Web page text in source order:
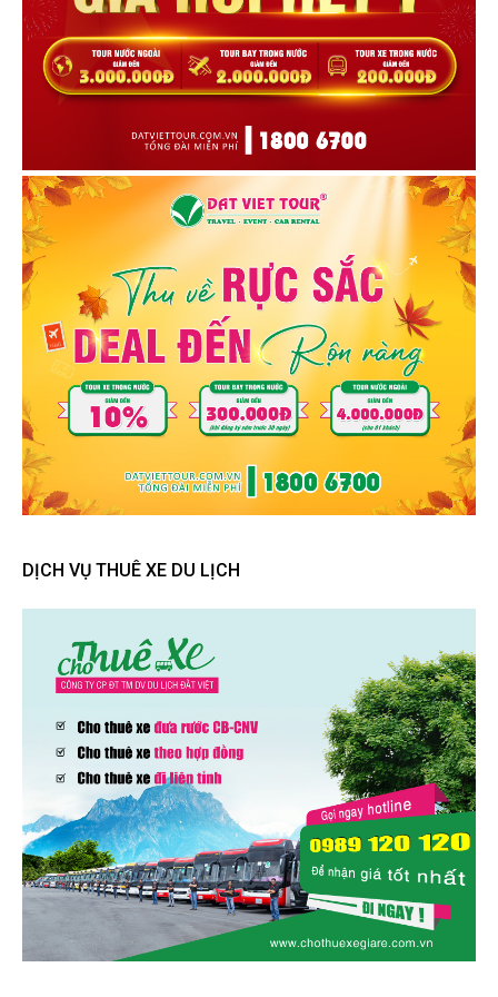
DỊCH VỤ THUÊ XE DU LỊCH